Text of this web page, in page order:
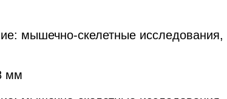
мышечно-скелетные
мм